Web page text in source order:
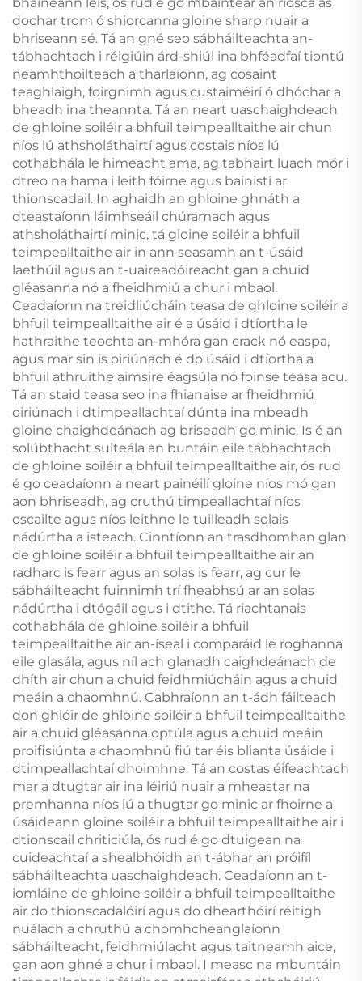
dochar trom ó shiorcanna gloine sharp nuair a
bhriseann sé. Tá an gné seo sábháilteachta an-
tábhachtach i réigiúin árd-shiúl ina bhféadfaí tiontú
neamhthoilteach a tharlaíonn, ag cosaint
teaghlaigh, foirgnimh agus custaiméirí ó dhóchar a
bheadh ina theannta. Tá an neart uaschaighdeach
de ghloine soiléir a bhfuil teimpealltaithe air chun
níos lú athsholáthairtí agus costais níos lú
cothabhála le himeacht ama, ag tabhairt luach mór i
dtreo na hama i leith fóirne agus bainistí ar
thionscadail. In aghaidh an ghloine ghnáth a
dteastaíonn láimhseáil chúramach agus
athsholáthairtí minic, tá gloine soiléir a bhfuil
teimpealltaithe air in ann seasamh an t-úsáid
laethúil agus an t-uaireadóireacht gan a chuid
gléasanna nó a fheidhmiú a chur i mbaol.
Ceadaíonn na treidliúcháin teasa de ghloine soiléir a
bhfuil teimpealltaithe air é a úsáid i dtíortha le
hathraithe teochta an-mhóra gan crack nó easpa,
agus mar sin is oiriúnach é do úsáid i dtíortha a
bhfuil athruithe aimsire éagsúla nó foinse teasa acu.
Tá an staid teasa seo ina fhianaise ar fheidhmiú
oiriúnach i dtimpeallachtaí dúnta ina mbeadh
gloine chaighdeánach ag briseadh go minic. Is é an
solúbthacht suiteála an buntáin eile tábhachtach
de ghloine soiléir a bhfuil teimpealltaithe air, ós rud
é go ceadaíonn a neart painéilí gloine níos mó gan
aon bhriseadh, ag cruthú timpeallachtaí níos
oscailte agus níos leithne le tuilleadh solais
nádúrtha a isteach. Cinntíonn an trasdhomhan glan
de ghloine soiléir a bhfuil teimpealltaithe air an
radharc is fearr agus an solas is fearr, ag cur le
sábháilteacht fuinnimh trí fheabhsú ar an solas
nádúrtha i dtógáil agus i dtithe. Tá riachtanais
cothabhála de ghloine soiléir a bhfuil
teimpealltaithe air an-íseal i comparáid le roghanna
eile glasála, agus níl ach glanadh caighdeánach de
dhíth air chun a chuid feidhmiúcháin agus a chuid
meáin a chaomhnú. Cabhraíonn an t-ádh fáilteach
don ghlóir de ghloine soiléir a bhfuil teimpealltaithe
air a chuid gléasanna optúla agus a chuid meáin
proifisiúnta a chaomhnú fiú tar éis blianta úsáide i
dtimpeallachtaí dhoimhne. Tá an costas éifeachtach
mar a dtugtar air ina léiriú nuair a mheastar na
premhanna níos lú a thugtar go minic ar fhoirne a
úsáideann gloine soiléir a bhfuil teimpealltaithe air i
dtionscail chriticiúla, ós rud é go dtuigean na
cuideachtaí a shealbhóidh an t-ábhar an próifíl
sábháilteachta uaschaighdeach. Ceadaíonn an t-
iomláine de ghloine soiléir a bhfuil teimpealltaithe
air do thionscadalóirí agus do dhearthóirí réitigh
nuálach a chruthú a chomhcheanglaíonn
sábháilteacht, feidhmiúlacht agus taitneamh aice,
gan aon ghné a chur i mbaol. I measc na mbuntáin